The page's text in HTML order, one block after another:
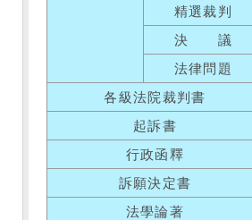
精選裁判
決 議
法律問題
各級法院裁判書
起訴書
行政函釋
訴願決定書
法學論著